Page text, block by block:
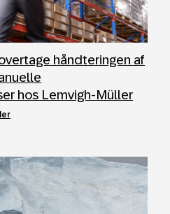
håndteringen af
hos Lemvigh‑Müller